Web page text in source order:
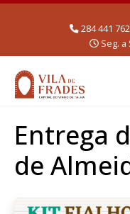
284 441 762
Seg. a
Entrega
de